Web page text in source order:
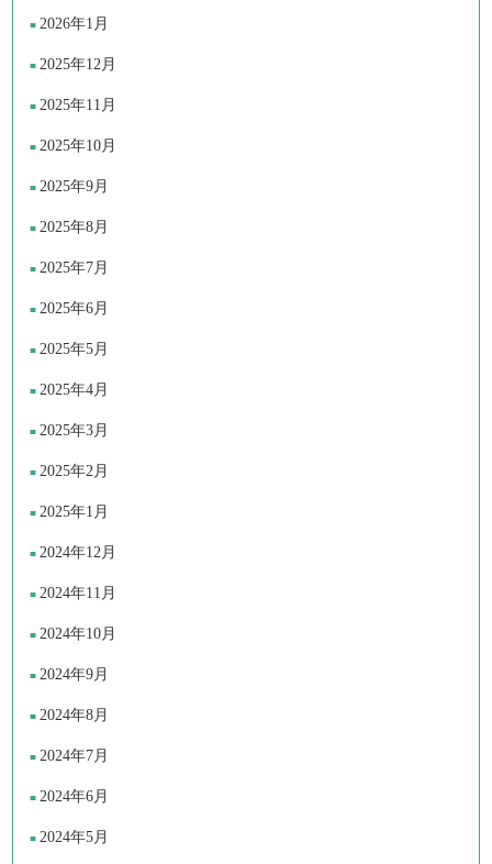
2026年1月
2025年12月
2025年11月
2025年10月
2025年9月
2025年8月
2025年7月
2025年6月
2025年5月
2025年4月
2025年3月
2025年2月
2025年1月
2024年12月
2024年11月
2024年10月
2024年9月
2024年8月
2024年7月
2024年6月
2024年5月